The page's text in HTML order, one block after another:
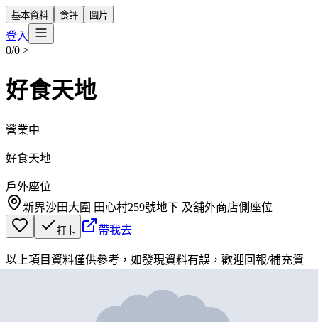
基本資料 食評 圖片
登入
0/0 >
好食天地
營業中
好食天地
戶外座位
新界沙田大圍 田心村259號地下 及舖外商店側座位
打卡 帶我去
以上項目資料僅供參考，如發現資料有誤，歡迎回報/補充資